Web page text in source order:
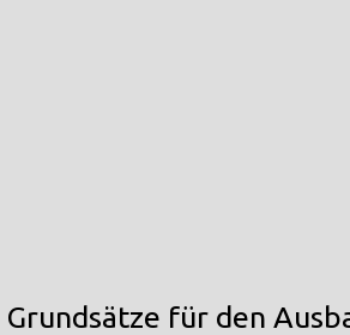
für den